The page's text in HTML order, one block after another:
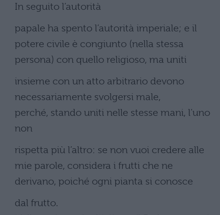
In seguito l’autorità
papale ha spento l’autorità imperiale; e il
potere civile è congiunto (nella stessa
persona) con quello religioso, ma uniti
insieme con un atto arbitrario devono
necessariamente svolgersi male,
perché, stando uniti nelle stesse mani, l’uno
non
rispetta più l’altro: se non vuoi credere alle
mie parole, considera i frutti che ne
derivano, poiché ogni pianta si conosce
dal frutto.